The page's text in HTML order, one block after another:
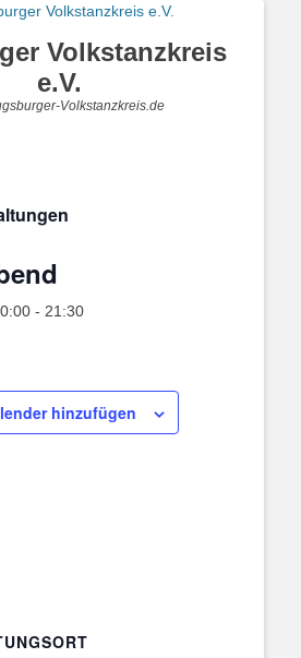
Volkstanzkreis
e.V.
Volkstanzkreis.de
- 21:30
hinzufügen